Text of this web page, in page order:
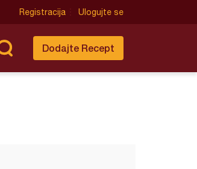
Registracija Ulogujte se
Dodajte Recept